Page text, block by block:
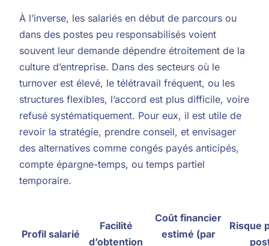
À l’inverse, les salariés en début de parcours ou
dans des postes peu responsabilisés voient
souvent leur demande dépendre étroitement de la
culture d’entreprise. Dans des secteurs où le
turnover est élevé, le télétravail fréquent, ou les
structures flexibles, l’accord est plus difficile, voire
refusé systématiquement. Pour eux, il est utile de
revoir la stratégie, prendre conseil, et envisager
des alternatives comme congés payés anticipés,
compte épargne-temps, ou temps partiel
temporaire.
Profil salarié
Facilité
d’obtention
Coût financier
estimé (par
Risque